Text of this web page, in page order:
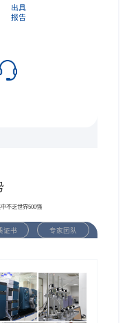
出具
报告
不乏世界500强
证书 专家团队